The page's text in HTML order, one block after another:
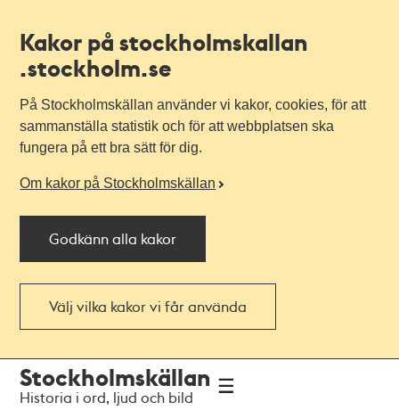
Kakor på stockholmskallan
.stockholm.se
På Stockholmskällan använder vi kakor, cookies, för att
sammanställa statistik och för att webbplatsen ska
fungera på ett bra sätt för dig.
Om kakor på Stockholmskällan
Godkänn alla kakor
Välj vilka kakor vi får använda
navigationen
huvudinnehållet
Stockholmskällan
Historia i ord, ljud och bild